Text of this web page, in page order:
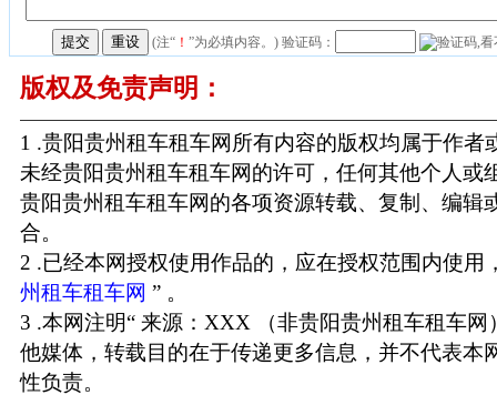
(注“ ！ ”为必填内容。) 验证码：
版权及免责声明：
1 .贵阳贵州租车租车网所有内容的版权均属于作者
未经贵阳贵州租车租车网的许可，任何其他个人或
贵阳贵州租车租车网的各项资源转载、复制、编辑
合。
2 .已经本网授权使用作品的，应在授权范围内使用
州租车租车网 ” 。
3 .本网注明“ 来源：XXX （非贵阳贵州租车租车网
他媒体，转载目的在于传递更多信息，并不代表本
性负责。